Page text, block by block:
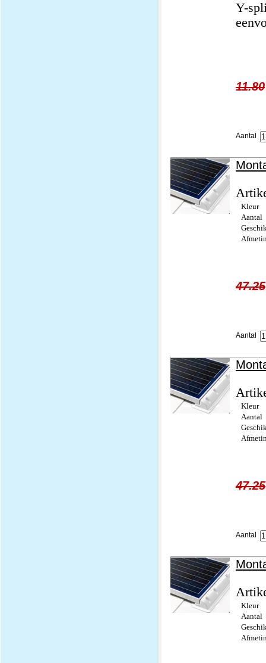
Y-
11.80
Aantal
Kleur
Aantal
47.25
Aantal
Kleur
Aantal
47.25
Aantal
Kleur
Aantal